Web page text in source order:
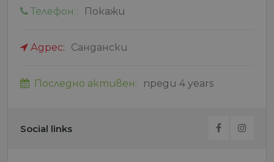
Телефон : Покажи
Адрес: Сандански
Последно активен: преди 4 years
Social links